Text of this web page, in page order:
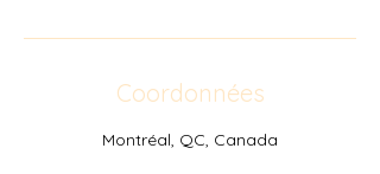
Coordonnées
Montréal, QC, Canada